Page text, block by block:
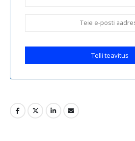
Telli teavitus